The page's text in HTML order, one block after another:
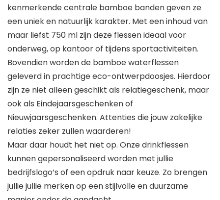
kenmerkende centrale bamboe banden geven ze
een uniek en natuurlijk karakter. Met een inhoud van
maar liefst 750 ml zijn deze flessen ideaal voor
onderweg, op kantoor of tijdens sportactiviteiten.
Bovendien worden de bamboe waterflessen
geleverd in prachtige eco-ontwerpdoosjes. Hierdoor
zijn ze niet alleen geschikt als relatiegeschenk, maar
ook als Eindejaarsgeschenken of
Nieuwjaarsgeschenken. Attenties die jouw zakelijke
relaties zeker zullen waarderen!
Maar daar houdt het niet op. Onze drinkflessen
kunnen gepersonaliseerd worden met jullie
bedrijfslogo’s of een opdruk naar keuze. Zo brengen
jullie jullie merken op een stijlvolle en duurzame